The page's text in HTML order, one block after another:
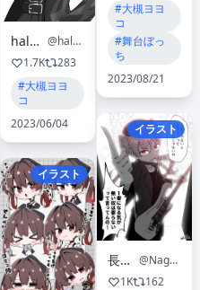
haluhal
@haluhal
1.7K
283
#大槻ヨヨ
コ
2023/06/04
イラスト
#大槻ヨヨ
コ
#舞台ぼっ
ち
2023/08/21
イラスト
長使トヨハ
@Nagatsuka_tyh
1K
162